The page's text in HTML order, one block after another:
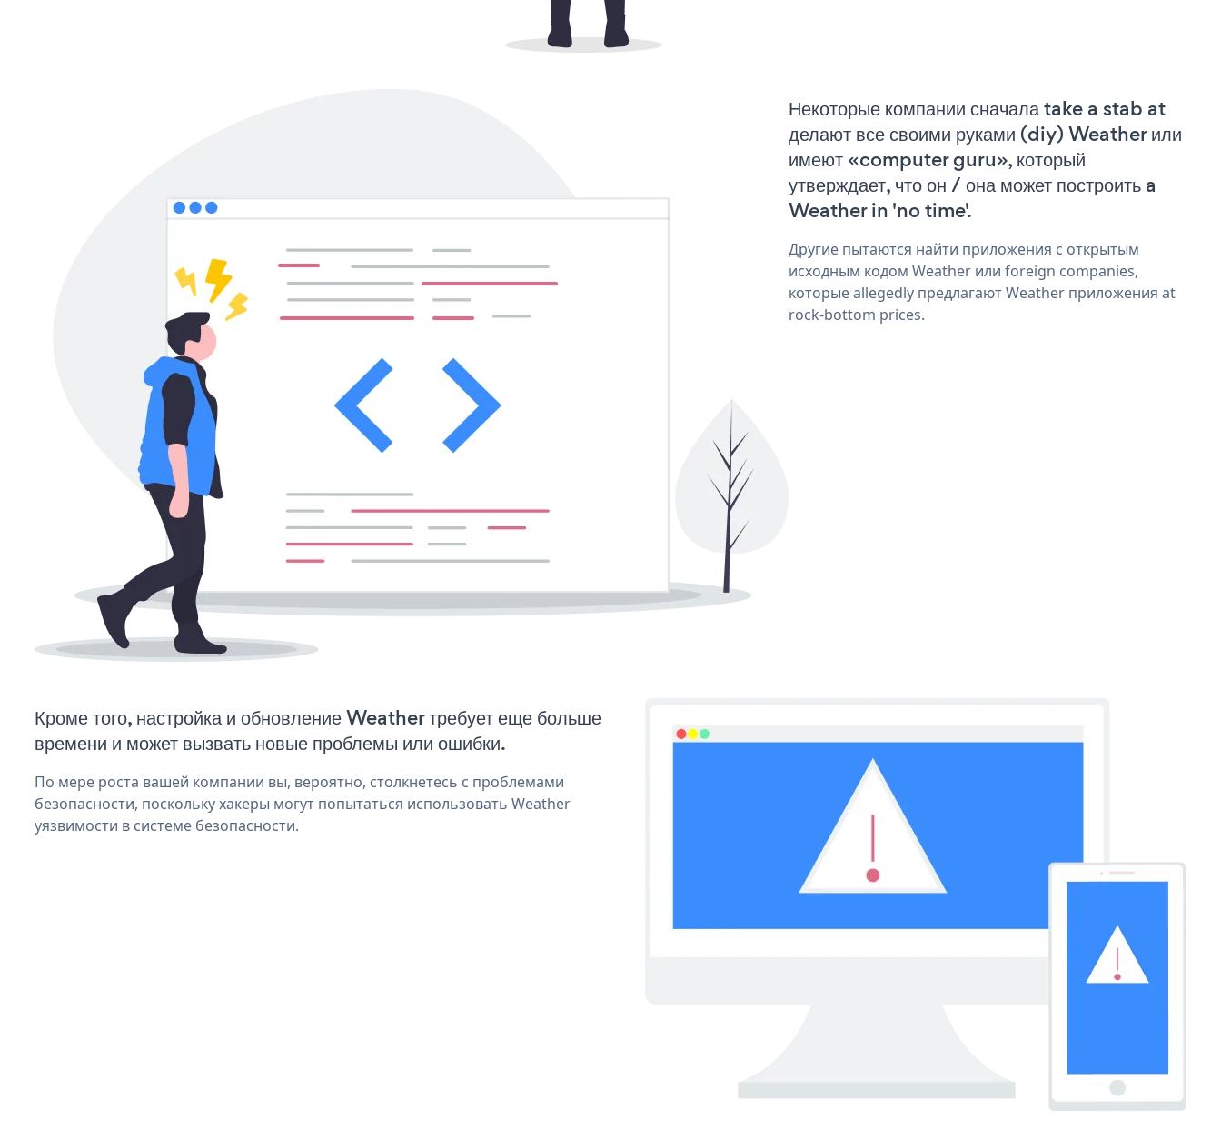
Некоторые компании сначала take a stab at
делают все своими руками (diy) Weather или
имеют «computer guru», который
утверждает, что он / она может построить a
Weather in 'no time'.
Другие пытаются найти приложения с открытым
исходным кодом Weather или foreign companies,
которые allegedly предлагают Weather приложения at
rock-bottom prices.
Кроме того, настройка и обновление Weather требует еще больше
времени и может вызвать новые проблемы или ошибки.
По мере роста вашей компании вы, вероятно, столкнетесь с проблемами
безопасности, поскольку хакеры могут попытаться использовать Weather
уязвимости в системе безопасности.